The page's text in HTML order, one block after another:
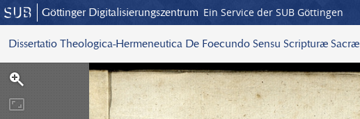
Göttinger Digitalisierungszentrum Ein Service der SUB Göttingen
Dissertatio Theologica-Hermeneutica De Foecundo Sensu Scripturæ Sacræ